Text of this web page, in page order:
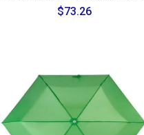
$73.26